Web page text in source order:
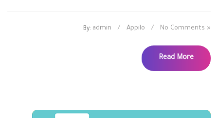
By: admin / Appilo / No Comments »
Read More